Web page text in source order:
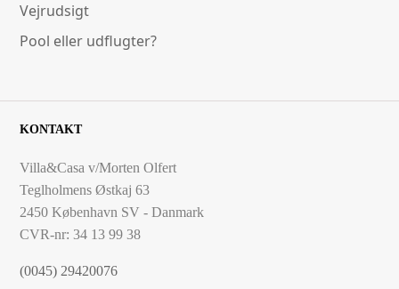
Vejrudsigt
Pool eller udflugter?
KONTAKT
Villa&Casa v/Morten Olfert
Teglholmens Østkaj 63
2450 København SV - Danmark
CVR-nr: 34 13 99 38
(0045) 29420076